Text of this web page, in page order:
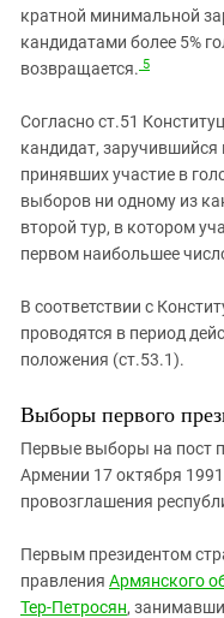
кратной минимальной
кандидатами более 5%
возвращается. 5
Согласно ст.51
кандидат, заручившийся
принявших участие в
выборов ни одному из
второй тур, в котором
первом наибольшее
В соответствии с
проводятся в период
положения (ст.53.1).
Выборы первого
Первые выборы на пост
Армении 17 октября
провозглашения
Первым президентом
правления Армянского
Тер-Петросян,